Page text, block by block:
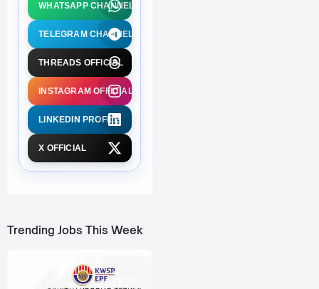
WHATSAPP CHANNEL
TELEGRAM CHANNEL
THREADS OFFICIAL
INSTAGRAM OFFICIAL
LINKEDIN PROFILE
X OFFICIAL
Trending Jobs This Week